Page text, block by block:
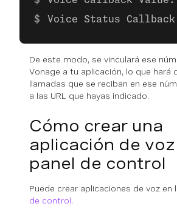
Voice Status
De este modo, se vinculará ese
Vonage a tu aplicación, lo que hará
llamadas que se reciban en ese
a las URL que hayas indicado.
Cómo crear una
aplicación de
panel de control
Puede crear aplicaciones de voz en
de control.